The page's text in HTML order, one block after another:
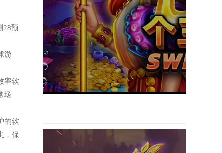
28预
游
率软
场
的软
，保